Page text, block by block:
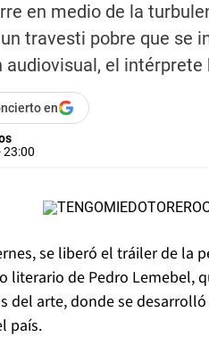
en medio de la
travesti pobre que se
audiovisual, el
en
23:00
se liberó el tráiler de la
literario de Pedro Lemebel,
del arte, donde se
país.